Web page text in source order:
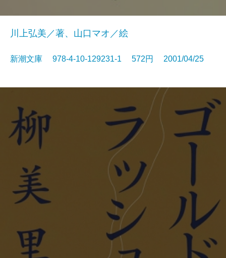
川上弘美／著、山口マオ／絵
新潮文庫 978-4-10-129231-1 572円 2001/04/25